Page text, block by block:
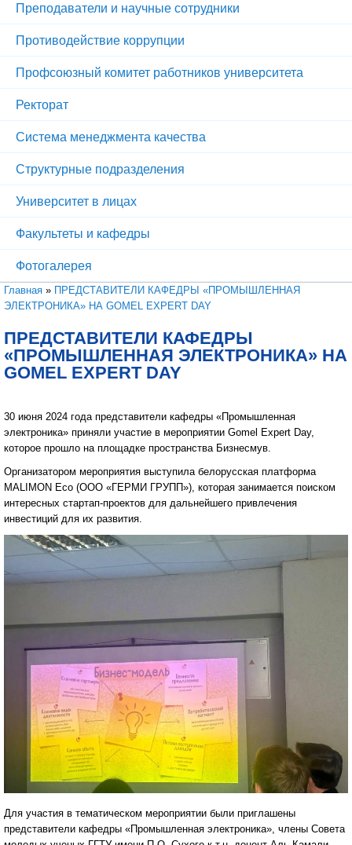
Преподаватели и научные сотрудники
Противодействие коррупции
Профсоюзный комитет работников университета
Ректорат
Система менеджмента качества
Структурные подразделения
Университет в лицах
Факультеты и кафедры
Фотогалерея
Вы здесь
Главная » ПРЕДСТАВИТЕЛИ КАФЕДРЫ «ПРОМЫШЛЕННАЯ
ЭЛЕКТРОНИКА» НА GOMEL EXPERT DAY
ПРЕДСТАВИТЕЛИ КАФЕДРЫ
«ПРОМЫШЛЕННАЯ ЭЛЕКТРОНИКА» НА
GOMEL EXPERT DAY
30 июня 2024 года представители кафедры «Промышленная
электроника» приняли участие в мероприятии Gomel Expert Day,
которое прошло на площадке пространства Бизнесмув.
Организатором мероприятия выступила белорусская платформа
MALIMON Eco (ООО «ГЕРМИ ГРУПП»), которая занимается поиском
интересных стартап-проектов для дальнейшего привлечения
инвестиций для их развития.
Для участия в тематическом мероприятии были приглашены
представители кафедры «Промышленная электроника», члены Совета